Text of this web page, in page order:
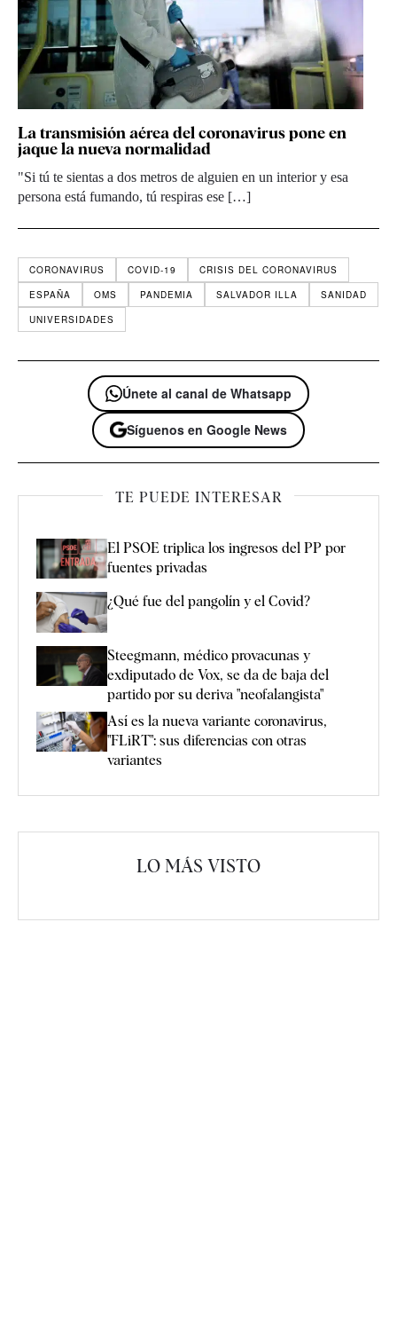
La transmisión aérea del coronavirus pone en
jaque la nueva normalidad
"Si tú te sientas a dos metros de alguien en un interior y esa
persona está fumando, tú respiras ese […]
CORONAVIRUS COVID-19
CRISIS DEL CORONAVIRUS
ESPAÑA
OMS PANDEMIA SALVADOR ILLA
SANIDAD
UNIVERSIDADES
Únete al canal de Whatsapp
Síguenos en Google News
TE PUEDE INTERESAR
El PSOE triplica los ingresos del PP por
fuentes privadas
¿Qué fue del pangolín y el Covid?
Steegmann, médico provacunas y
exdiputado de Vox, se da de baja del
partido por su deriva "neofalangista"
Así es la nueva variante coronavirus,
"FLiRT": sus diferencias con otras
variantes
LO MÁS VISTO